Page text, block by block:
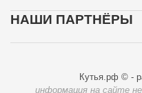
НАШИ ПАРТНЁРЫ
Кутья.рф © -
информация на сайте